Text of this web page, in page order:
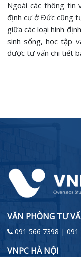
Ngoài các thông tin
định cư ở Đức cũng
giữa các loại hình
sinh sống, học tập
được tư vấn chi tiết
VĂN PHÒNG TƯ
091 566 7398 | 091
VNPC HÀ NỘI